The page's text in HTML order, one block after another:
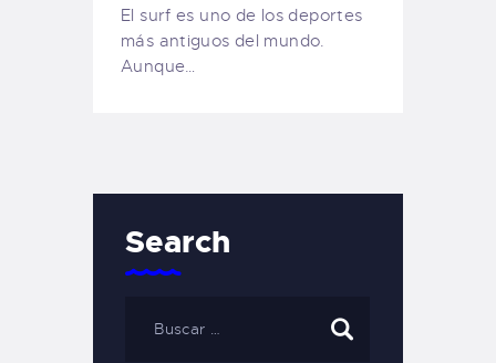
El surf es uno de los deportes
más antiguos del mundo.
Aunque…
Search